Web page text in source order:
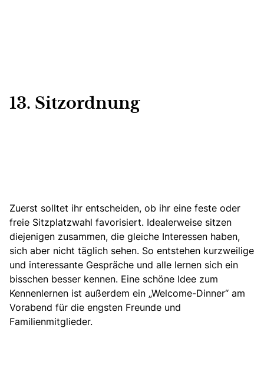
13. Sitzordnung
Zuerst solltet ihr entscheiden, ob ihr eine feste oder
freie Sitzplatzwahl favorisiert. Idealerweise sitzen
diejenigen zusammen, die gleiche Interessen haben,
sich aber nicht täglich sehen. So entstehen kurzweilige
und interessante Gespräche und alle lernen sich ein
bisschen besser kennen. Eine schöne Idee zum
Kennenlernen ist außerdem ein „Welcome-Dinner“ am
Vorabend für die engsten Freunde und
Familienmitglieder.